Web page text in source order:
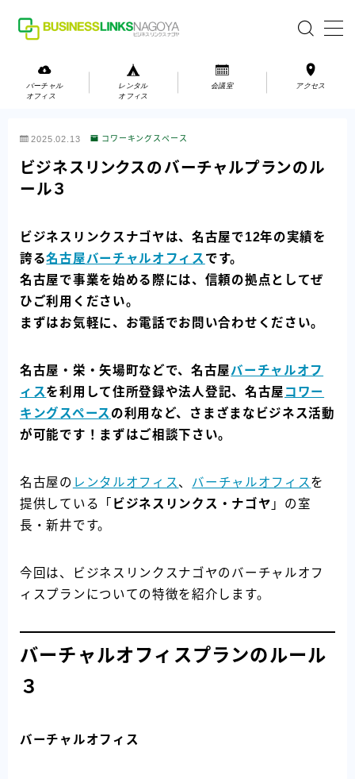
会議室
お問い合わせ
お問い合わせ
ご利用の流れ
アクセス
バーチャル
オフィス
レンタル
オフィス
会議室 アクセス
2025.02.13 コワーキングスペース
ビジネスリンクスのバーチャルプランのル
ール３
ビジネスリンクスナゴヤは、名古屋で12年の実績を
誇る名古屋バーチャルオフィス です。
名古屋で事業を始める際には、信頼の拠点としてぜ
ひご利用ください。
まずはお気軽に、お電話でお問い合わせください。
名古屋・栄・矢場町などで、名古屋バーチャルオフ
ィスを利用して住所登録や法人登記、名古屋 コワー
キングスペース の利用など、さまざまなビジネス活動
が可能です！まずはご相談下さい。
名古屋の レンタルオフィス 、 バーチャルオフィス を
提供している「 ビジネスリンクス・ナゴヤ 」の室
長・新井です。
今回は、ビジネスリンクスナゴヤのバーチャルオフ
ィスプランについての特徴を紹介します。
バーチャルオフィスプランのルール
３
バーチャルオフィス